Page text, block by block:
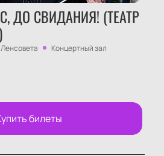
ДО СВИДАНИЯ! (ТЕАТР
Концертный зал
билеты